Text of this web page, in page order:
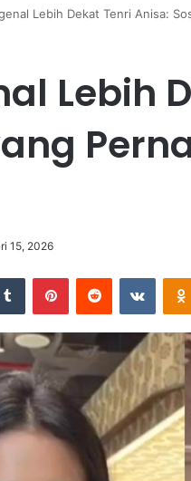
Lebih Dekat Tenri Anisa:
Lebih
15, 2026
Tumblr PinterestReddit